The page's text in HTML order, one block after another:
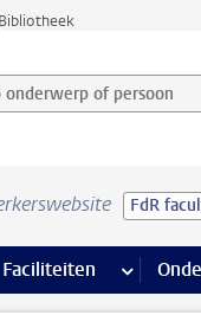
Bibliotheek
of persoon en
FdR
ICT pagina’s
Faciliteiten meer